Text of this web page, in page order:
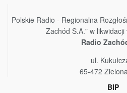
Polskie Radio - Regionalna
Zachód S.A." w
Radio
ul.
65-472
BIP